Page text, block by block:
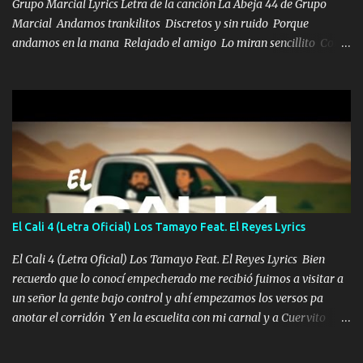
Grupo Marcial Lyrics Letra de la canción La Abeja 44 de Grupo
Marcial Andamos trankilitos Discretos y sin ruido Porque
andamos en la mana Relajado el amigo Lo miran sencillito Con
coronamos Se jala los marciales Y sus guitarras ya van sonando
Un gallardo me prendo Para agarrar el vuelo y la mente y
tranquilizando Tomense un buen trago Y así es como empezamos
los versos que voy cantando (Music) A vido alta y bajas La carreta
se atora Pero nunca le aflojamos Ya me han pasado cosas Y
aunque ustedes no sepan Pero la vida es muy corta Hay que
echarle chingazos Y seguir trabajando porque nada es...
El Cali 4 (Letra Oficial) Los Tamayo Feat. El Reyes Lyrics
El Cali 4 (Letra Oficial) Los Tamayo Feat. El Reyes Lyrics Bien
recuerdo que lo conocí empecherado me recibió fuimos a visitar a
un señor la gente bajo control y ahí empezamos los versos pa
anotar el corridón Y en la escuelita con mi carnal y a Cuervito